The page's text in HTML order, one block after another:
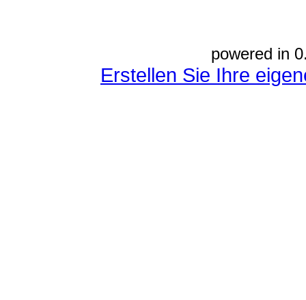
powered in
Erstellen Sie Ihre